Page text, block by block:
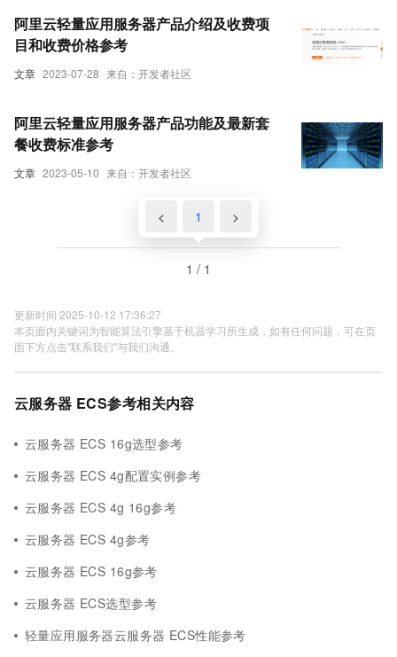
文章 2023-07-28 来自：开发者社区
阿里云轻量应用服务器产品介绍及收费项
目和收费价格参考
文章 2023-05-10 来自：开发者社区
阿里云轻量应用服务器产品功能及最新套
餐收费标准参考
< 1 >
1 / 1
更新时间 2025-10-12 17:36:27
本页面内关键词为智能算法引擎基于机器学习所生成，如有任何问题，可在页
面下方点击"联系我们"与我们沟通。
云服务器 ECS参考相关内容
云服务器 ECS 16g选型参考
云服务器 ECS 4g配置实例参考
云服务器 ECS 4g 16g参考
云服务器 ECS 4g参考
云服务器 ECS 16g参考
云服务器 ECS选型参考
轻量应用服务器云服务器 ECS性能参考